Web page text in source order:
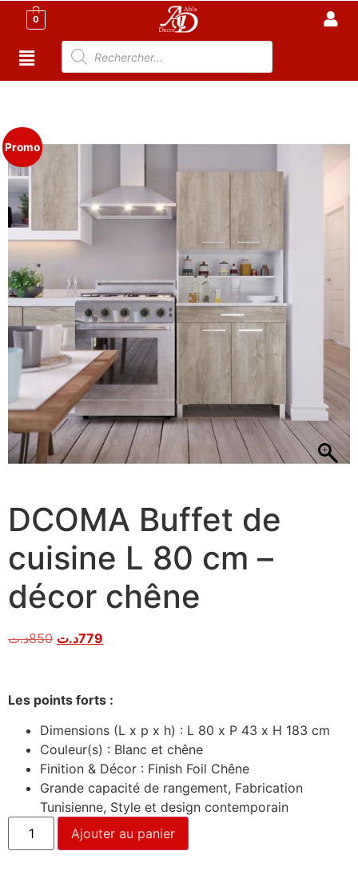
0
Promo
DCOMA Buffet de
cuisine L 80 cm –
décor chêne
850د.ت 779د.ت
Les points forts :
Dimensions (L x p x h) : L 80 x P 43 x H 183 cm
Couleur(s) : Blanc et chêne
Finition & Décor : Finish Foil Chêne
Grande capacité de rangement, Fabrication
Tunisienne, Style et design contemporain
Ajouter au panier